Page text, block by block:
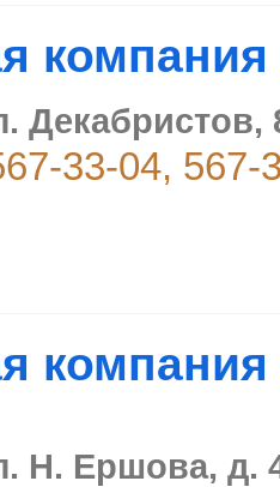
33-04,
Н. Ершова, д.